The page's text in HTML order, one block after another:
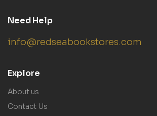
Need Help
info@redseabookstores.com
Explore
About us
Contact Us